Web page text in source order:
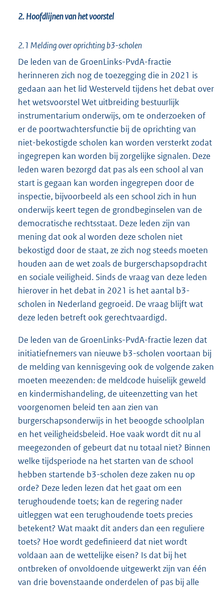
2. Hoofdlijnen van het voorstel
2.1 Melding over oprichting b3-scholen
De leden van de GroenLinks-PvdA-fractie
herinneren zich nog de toezegging die in 2021 is
gedaan aan het lid Westerveld tijdens het debat over
het wetsvoorstel Wet uitbreiding bestuurlijk
instrumentarium onderwijs, om te onderzoeken of
er de poortwachtersfunctie bij de oprichting van
niet-bekostigde scholen kan worden versterkt zodat
ingegrepen kan worden bij zorgelijke signalen. Deze
leden waren bezorgd dat pas als een school al van
start is gegaan kan worden ingegrepen door de
inspectie, bijvoorbeeld als een school zich in hun
onderwijs keert tegen de grondbeginselen van de
democratische rechtsstaat. Deze leden zijn van
mening dat ook al worden deze scholen niet
bekostigd door de staat, ze zich nog steeds moeten
houden aan de wet zoals de burgerschapsopdracht
en sociale veiligheid. Sinds de vraag van deze leden
hierover in het debat in 2021 is het aantal b3-
scholen in Nederland gegroeid. De vraag blijft wat
deze leden betreft ook gerechtvaardigd.
De leden van de GroenLinks-PvdA-fractie lezen dat
initiatiefnemers van nieuwe b3-scholen voortaan bij
de melding van kennisgeving ook de volgende zaken
moeten meezenden: de meldcode huiselijk geweld
en kindermishandeling, de uiteenzetting van het
voorgenomen beleid ten aan zien van
burgerschapsonderwijs in het beoogde schoolplan
en het veiligheidsbeleid. Hoe vaak wordt dit nu al
meegezonden of gebeurt dat nu totaal niet? Binnen
welke tijdsperiode na het starten van de school
hebben startende b3-scholen deze zaken nu op
orde? Deze leden lezen dat het gaat om een
terughoudende toets; kan de regering nader
uitleggen wat een terughoudende toets precies
betekent? Wat maakt dit anders dan een reguliere
toets? Hoe wordt gedefinieerd dat niet wordt
voldaan aan de wettelijke eisen? Is dat bij het
ontbreken of onvoldoende uitgewerkt zijn van één
van drie bovenstaande onderdelen of pas bij alle